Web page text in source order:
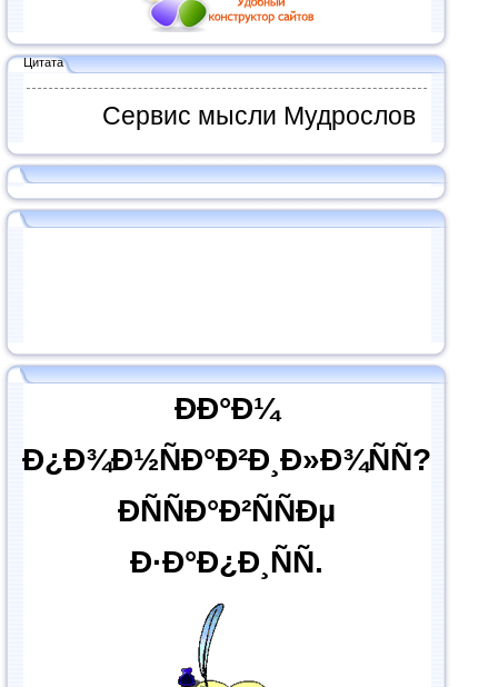
Цитата
Сервис мысли Мудрослов
ÐÐ°Ð¼
Ð¿Ð¾Ð½ÑÐ°Ð²Ð¸Ð»Ð¾ÑÑ?
ÐÑÑÐ°Ð²ÑÑÐµ
Ð·Ð°Ð¿Ð¸ÑÑ.